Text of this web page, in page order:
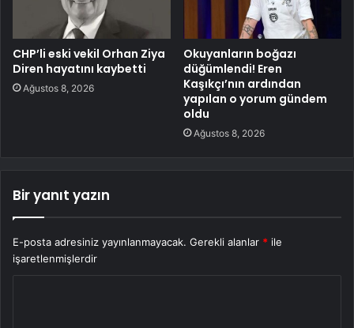
CHP’li eski vekil Orhan Ziya
Diren hayatını kaybetti
Ağustos 8, 2026
Okuyanların boğazı
düğümlendi! Eren
Kaşıkçı’nın ardından
yapılan o yorum gündem
oldu
Ağustos 8, 2026
Bir yanıt yazın
E-posta adresiniz yayınlanmayacak. Gerekli alanlar * ile
işaretlenmişlerdir